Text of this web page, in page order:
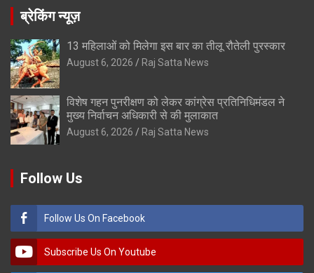
ब्रेकिंग न्यूज़
13 महिलाओं को मिलेगा इस बार का तीलू रौतेली पुरस्कार
August 6, 2026 Raj Satta News
विशेष गहन पुनरीक्षण को लेकर कांग्रेस प्रतिनिधिमंडल ने
मुख्य निर्वाचन अधिकारी से की मुलाकात
August 6, 2026 Raj Satta News
Follow Us
Follow Us On Facebook
Subscribe Us On Youtube